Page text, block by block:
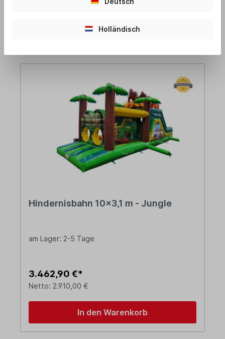
In den Warenkorb
Hindernisbahn 10x3,1 m - Jungle
am Lager: 2-5 Tage
3.462,90 €*
Netto: 2.910,00 €
In den Warenkorb
Holländisch